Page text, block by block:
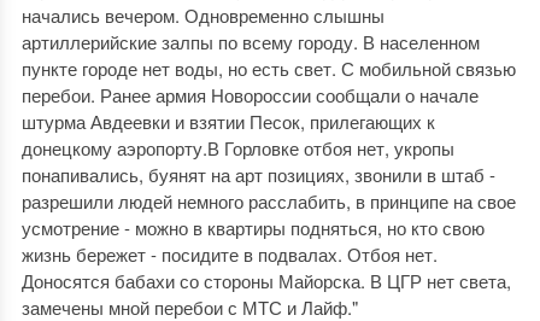
начались вечером. Одновременно слышны
артиллерийские залпы по всему городу. В населенном
пункте городе нет воды, но есть свет. С мобильной связью
перебои. Ранее армия Новороссии сообщали о начале
штурма Авдеевки и взятии Песок, прилегающих к
донецкому аэропорту.В Горловке отбоя нет, укропы
понапивались, буянят на арт позициях, звонили в штаб -
разрешили людей немного расслабить, в принципе на свое
усмотрение - можно в квартиры подняться, но кто свою
жизнь бережет - посидите в подвалах. Отбоя нет.
Доносятся бабахи со стороны Майорска. В ЦГР нет света,
замечены мной перебои с МТС и Лайф."